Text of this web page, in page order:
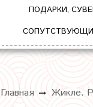
ПОДАРКИ,
Главная Жикле.